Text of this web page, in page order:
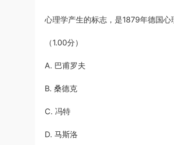
心理学产生的标志，是1879年德国
（1.00分）
A. 巴甫罗夫
B. 桑德克
C. 冯特
D. 马斯洛